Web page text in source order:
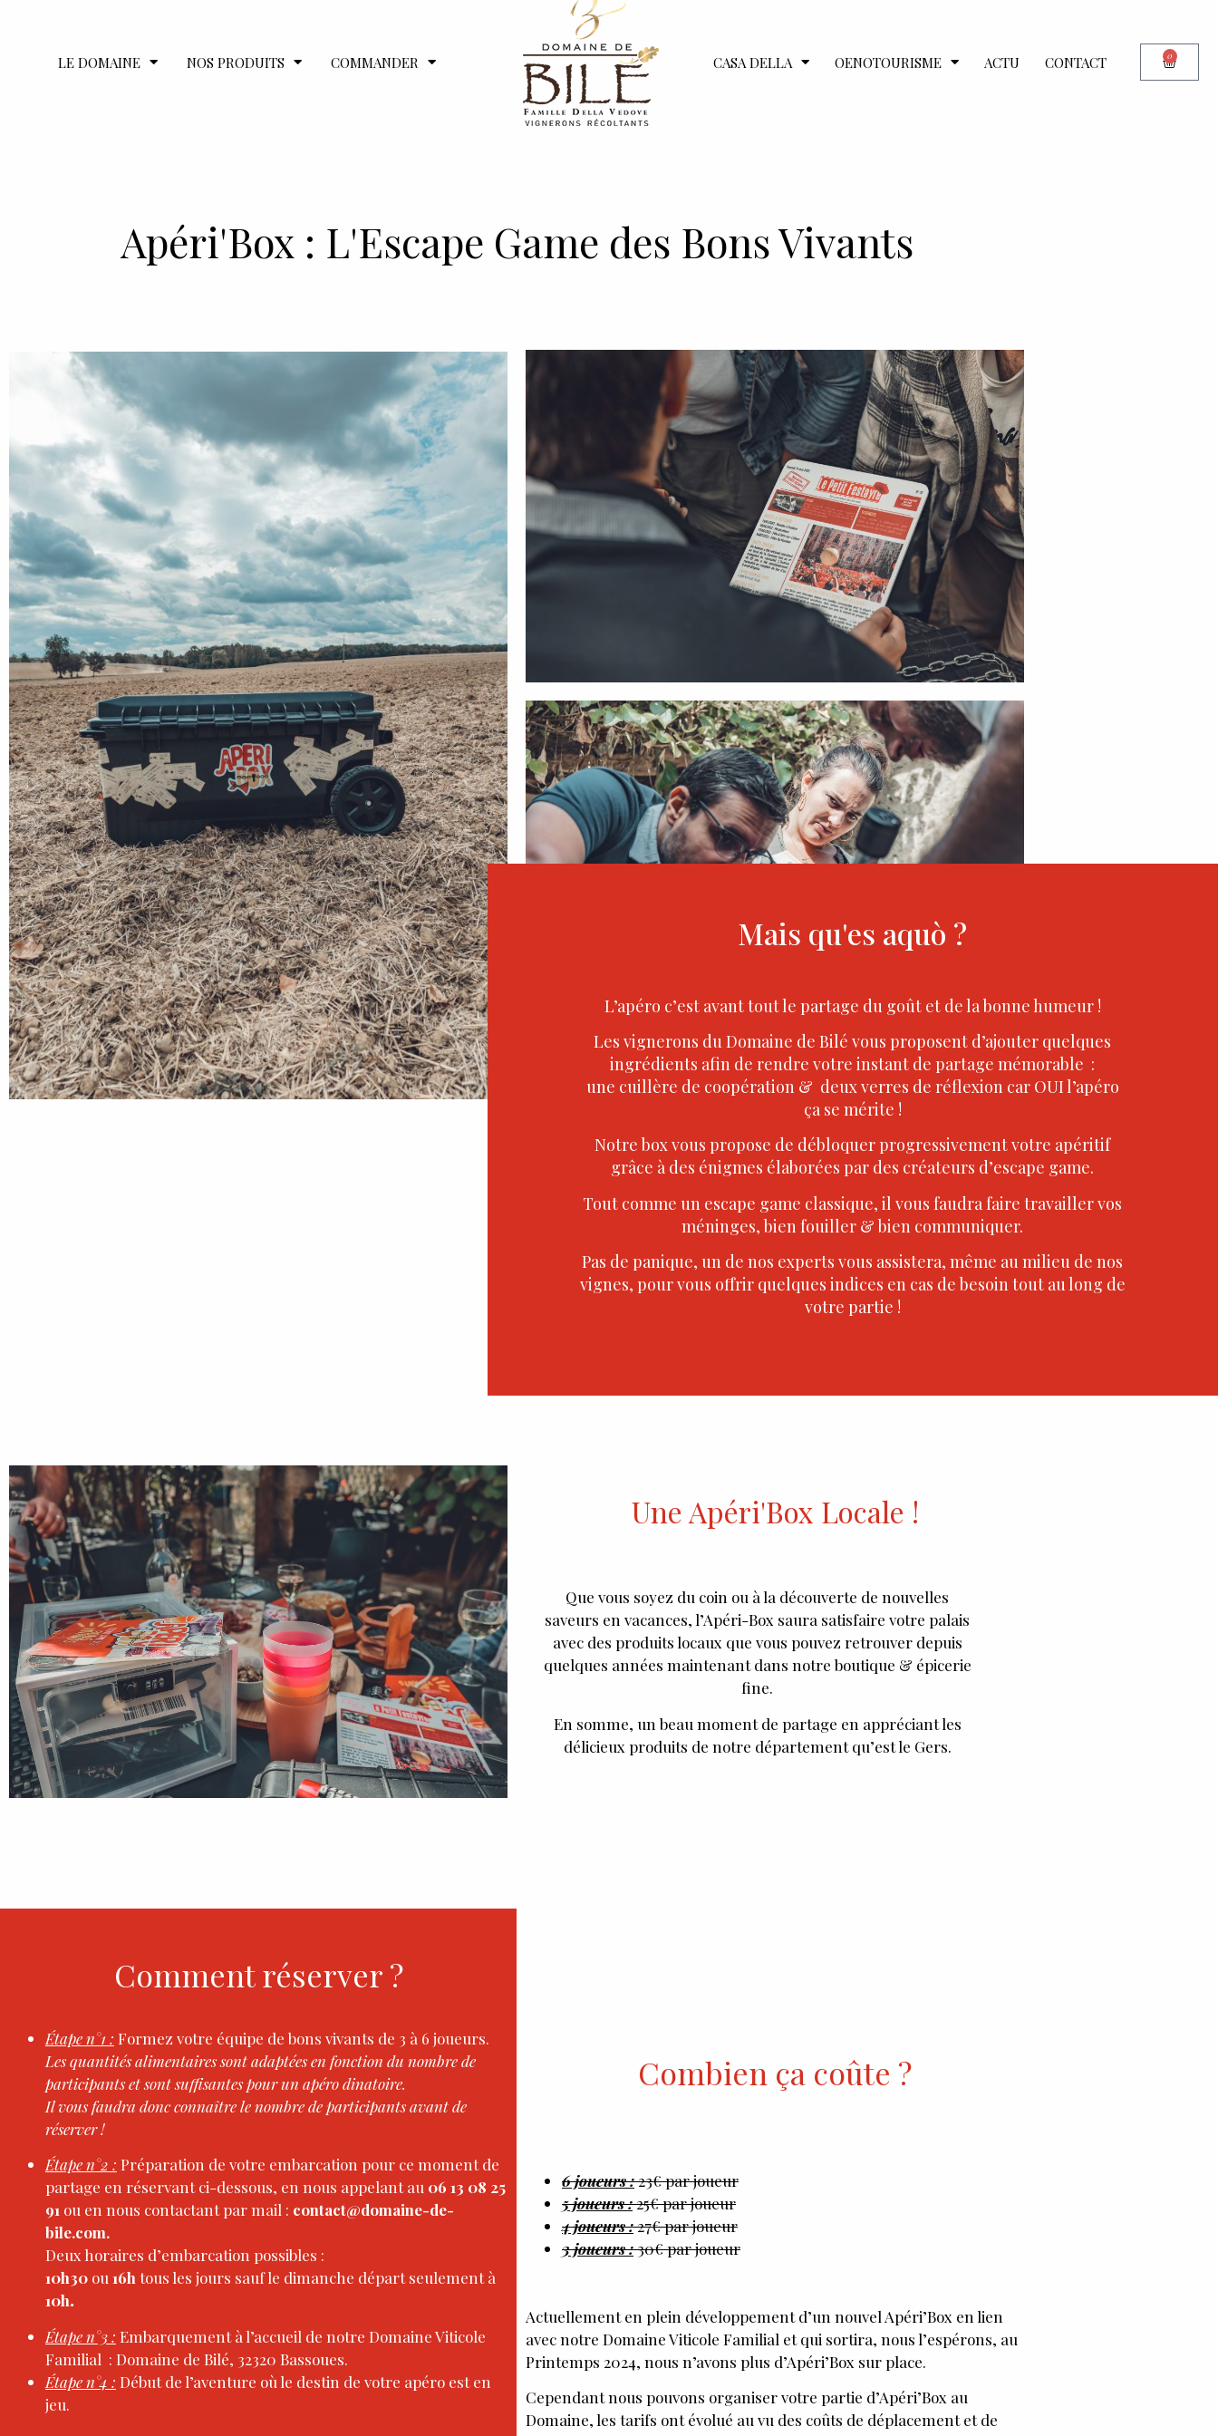
LE DOMAINE NOS PRODUITS COMMANDER CASA DELLA OENOTOURISME ACTU CONTACT 0
Apéri'Box : L'Escape Game des Bons Vivants
Mais qu'es aquò ?
L’apéro c’est avant tout le partage du goût et de la bonne humeur !
Les vignerons du Domaine de Bilé vous proposent d’ajouter quelques
ingrédients afin de rendre votre instant de partage mémorable :
une cuillère de coopération & deux verres de réflexion car OUI l’apéro
ça se mérite !
Notre box vous propose de débloquer progressivement votre apéritif
grâce à des énigmes élaborées par des créateurs d’escape game.
Tout comme un escape game classique, il vous faudra faire travailler vos
méninges, bien fouiller & bien communiquer.
Pas de panique, un de nos experts vous assistera, même au milieu de nos
vignes, pour vous offrir quelques indices en cas de besoin tout au long de
votre partie !
Une Apéri'Box Locale !
Que vous soyez du coin ou à la découverte de nouvelles
saveurs en vacances, l’Apéri-Box saura satisfaire votre palais
avec des produits locaux que vous pouvez retrouver depuis
quelques années maintenant dans notre boutique & épicerie
fine.
En somme, un beau moment de partage en appréciant les
délicieux produits de notre département qu’est le Gers.
Comment réserver ?
Étape n°1 : Formez votre équipe de bons vivants de 3 à 6 joueurs.
Les quantités alimentaires sont adaptées en fonction du nombre de
participants et sont suffisantes pour un apéro dinatoire.
Il vous faudra donc connaître le nombre de participants avant de
réserver !
Étape n°2 : Préparation de votre embarcation pour ce moment de
partage en réservant ci-dessous, en nous appelant au 06 13 08 25
91 ou en nous contactant par mail : contact@domaine-de-
bile.com.
Deux horaires d’embarcation possibles :
10h30 ou 16h tous les jours sauf le dimanche départ seulement à
10h.
Étape n°3: Embarquement à l’accueil de notre Domaine Viticole
Familial : Domaine de Bilé, 32320 Bassoues.
Étape n°4 : Début de l’aventure où le destin de votre apéro est en
jeu.
Combien ça coûte ?
6 joueurs :23€ par joueur
5 joueurs :25€ par joueur
4 joueurs :27€ par joueur
3 joueurs :30€ par joueur
Actuellement en plein développement d’un nouvel Apéri’Box en lien
avec notre Domaine Viticole Familial et qui sortira, nous l’espérons, au
Printemps 2024, nous n’avons plus d’Apéri’Box sur place.
Cependant nous pouvons organiser votre partie d’Apéri’Box au
Domaine, les tarifs ont évolué au vu des coûts de déplacement et de